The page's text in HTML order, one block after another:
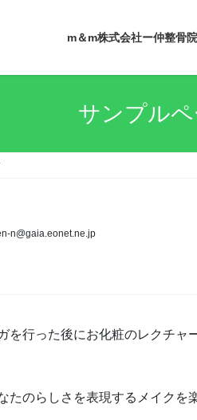
m＆m株式会社ー仲整骨院
サンプル
n@gaia.eonet.ne.jp
行った後にお化粧のレクチャ
のらしさを表現するメイクを